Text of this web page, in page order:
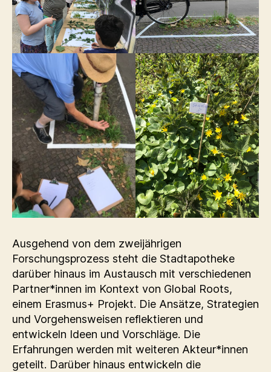
Ausgehend von dem zweijährigen
Forschungsprozess steht die Stadtapotheke
darüber hinaus im Austausch mit verschiedenen
Partner*innen im Kontext von Global Roots,
einem Erasmus+ Projekt. Die Ansätze, Strategien
und Vorgehensweisen reflektieren und
entwickeln Ideen und Vorschläge. Die
Erfahrungen werden mit weiteren Akteur*innen
geteilt. Darüber hinaus entwickeln die